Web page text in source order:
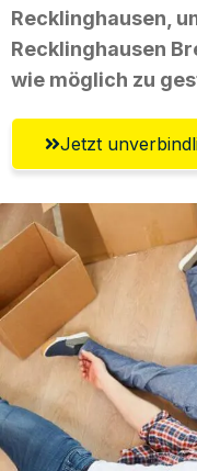
Recklinghausen,
Recklinghausen
wie möglich zu
Jetzt